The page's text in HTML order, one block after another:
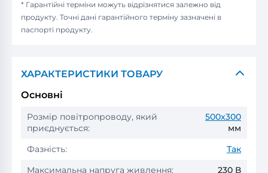
* Гарантійні терміни можуть відрізнятися залежно від
продукту. Точні дані гарантійного терміну зазначені в
паспорті продукту.
ХАРАКТЕРИСТИКИ ТОВАРУ
Основні
Розмір повітропроводу, який
приєднується:
500x300
мм
Фазність:
Так
Максимальна напруга живлення:
230 В